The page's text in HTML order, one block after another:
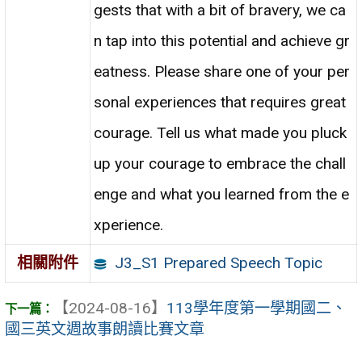
gests that with a bit of bravery, we ca
n tap into this potential and achieve gr
eatness. Please share one of your per
sonal experiences that requires great
courage. Tell us what made you pluck
up your courage to embrace the chall
enge and what you learned from the e
xperience.
相關附件 J3_S1 Prepared Speech Topic
【2024-08-16】 113學年度第一學期國二、
國三英文週故事朗讀比賽文章